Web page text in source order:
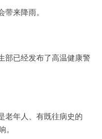
来降雨。
部已经发布了高温健康警
老年人、有既往病史的